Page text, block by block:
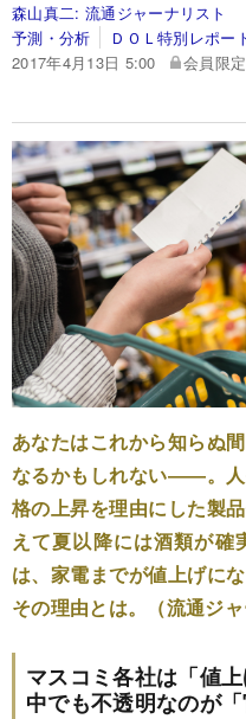
森山真二: 流通ジャーナリスト
予測・分析
ＤＯＬ特別レポー
2017年4月13日 5:00
会員限定
あなたはこれから知らぬ
なるかもしれない――。人
格の上昇を理由にした製
えて夏以降には酒類が確
は、家電までが値上げに
その理由とは。（流通ジ
マスコミ各社は「値
中でも不透明なのが「